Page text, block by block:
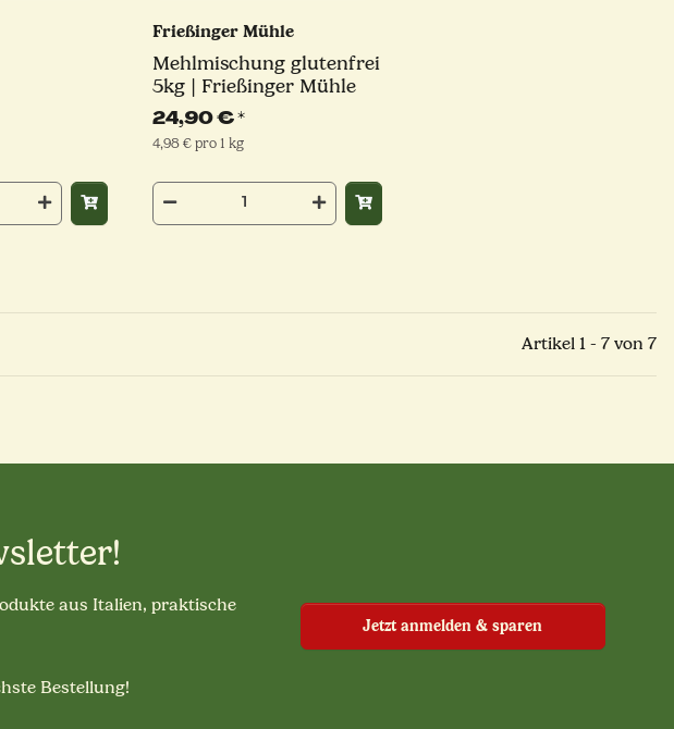
Frießinger Mühle
Mehlmischung glutenfrei
5kg | Frießinger Mühle
24,90 €*
4,98 € pro 1 kg
Artikel 1 - 7 von 7
aus Italien, praktische
Bestellung!
Jetzt anmelden & sparen